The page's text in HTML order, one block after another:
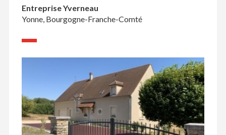
Entreprise Yverneau
Yonne, Bourgogne-Franche-Comté